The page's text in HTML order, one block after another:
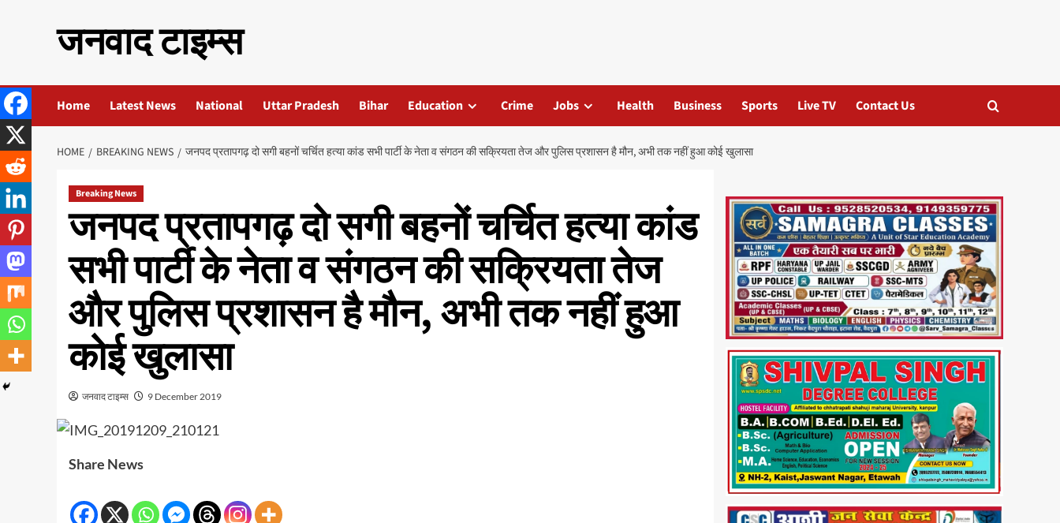
जनवाद टाइम्स
Home Latest News National Uttar Pradesh Bihar Education Crime Jobs Health Business Sports Live TV Contact Us
HOME BREAKING NEWS जनपद प्रतापगढ़ दो सगी बहनों चर्चित हत्या कांड सभी पार्टी के नेता व संगठन की सक्रियता तेज और पुलिस प्रशासन है मौन, अभी तक नहीं हुआ कोई खुलासा
Breaking News
जनपद प्रतापगढ़ दो सगी बहनों चर्चित हत्या कांड
सभी पार्टी के नेता व संगठन की सक्रियता तेज
और पुलिस प्रशासन है मौन, अभी तक नहीं हुआ
कोई खुलासा
जनवाद टाइम्स 9 December 2019
Share News